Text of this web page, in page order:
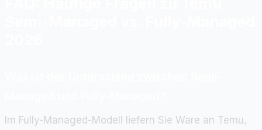
Im Fully-Managed-Modell liefern Sie Ware an Temu,